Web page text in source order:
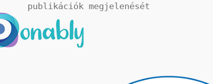
publikációk megjelenését